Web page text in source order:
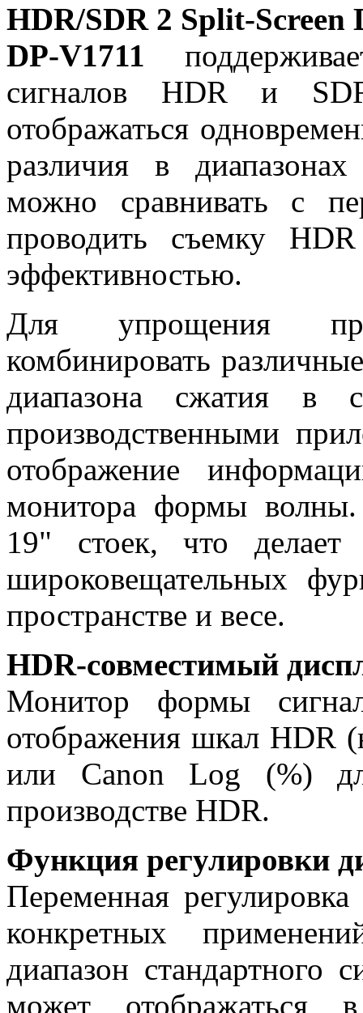
HDR/SDR 2 Split-Screen
DP-V1711
сигналов HDR и
отображаться
различия в
можно сравнивать с
проводить съемку
эффективностью.
Для упрощения
комбинировать
диапазона сжатия в
производственными
отображение
монитора формы
19" стоек, что
широковещательных
пространстве и весе.
HDR-совместимый
Монитор формы
отображения шкал HDR
или Canon Log (%)
производстве HDR.
Функция регулировки
Переменная
конкретных
диапазон стандартного
может отображаться